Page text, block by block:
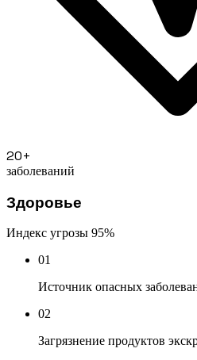
20+
заболеваний
Здоровье
Индекс угрозы 95%
01
Источник опасных
02
Загрязнение продуктов